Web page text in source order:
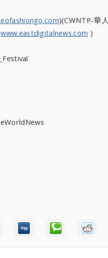
)(CWNTP-華人
www.eastdigitalnews.com )